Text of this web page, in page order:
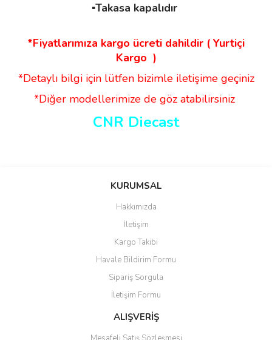
▪️Takasa kapalıdır
*Fiyatlarımıza kargo ücreti dahildir ( Yurtiçi
Kargo )
*Detaylı bilgi için lütfen bizimle iletişime geçiniz
*Diğer modellerimize de göz atabilirsiniz
CNR Diecast
Bu ürüne ilk yorumu siz yapın!
Yorum Yaz
Ürün resmi kalitesiz, bozuk veya görüntülenemiyor.
Ürün açıklamasında eksik bilgiler bulunuyor.
Ürün bilgilerinde hatalar bulunuyor.
Ürün fiyatı diğer sitelerden daha pahalı.
Bu ürüne benzer farklı alternatifler olmalı.
KURUMSAL
Hakkımızda
İletişim
Kargo Takibi
Havale Bildirim Formu
Sipariş Sorgula
İletişim Formu
ALIŞVERİŞ